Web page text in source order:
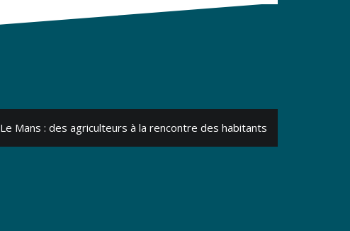
Le Mans : des agriculteurs à la rencontre des habitants